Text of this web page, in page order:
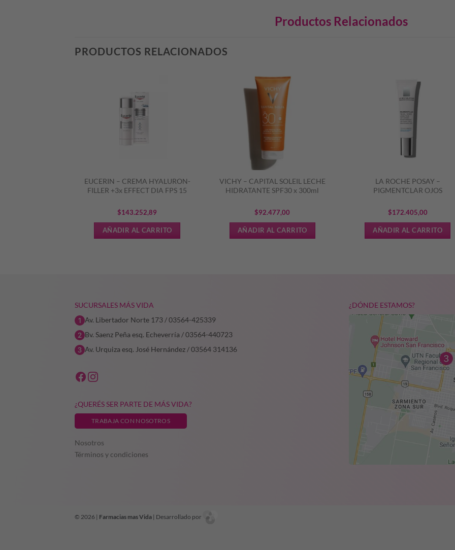
Productos Relacionados
PRODUCTOS RELACIONADOS
EUCERIN – CREMA HYALURON-
FILLER +3x EFFECT DIA FPS 15
$143.252,89
AÑADIR AL CARRITO
VICHY – CAPITAL SOLEIL LECHE
HIDRATANTE SPF30 x 300ml
$92.477,00
AÑADIR AL CARRITO
LA ROCHE POSAY –
PIGMENTCLAR OJOS
$172.405,00
AÑADIR AL CARRITO
SUCURSALES MÁS VIDA
Av. Libertador Norte 173 / 03564-425339
Bv. Saenz Peña esq. Echeverría / 03564-440723
Av. Urquiza esq. José Hernández / 03564 314136
¿QUERÉS SER PARTE DE MÁS VIDA?
TRABAJA CON NOSOTROS
Nosotros
Términos y condiciones
¿DÓNDE ESTAMOS?
© 2026 | Farmacias mas Vida | Desarrollado por